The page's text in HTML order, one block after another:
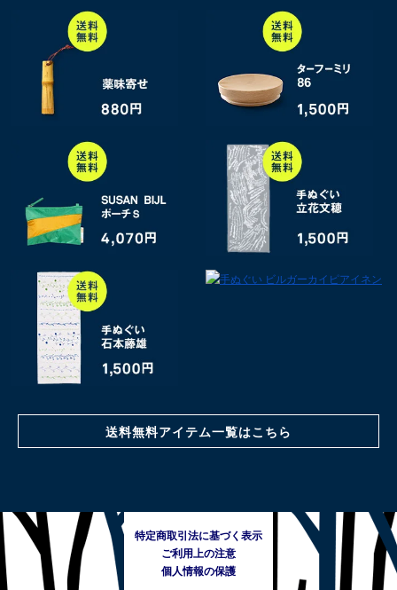
送料無料アイテム一覧はこちら
特定商取引法に基づく表示
ご利用上の注意
個人情報の保護